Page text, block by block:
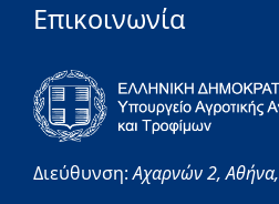
Επικοινωνία
Διεύθυνση:Αχαρνών 2,Αθήνα,